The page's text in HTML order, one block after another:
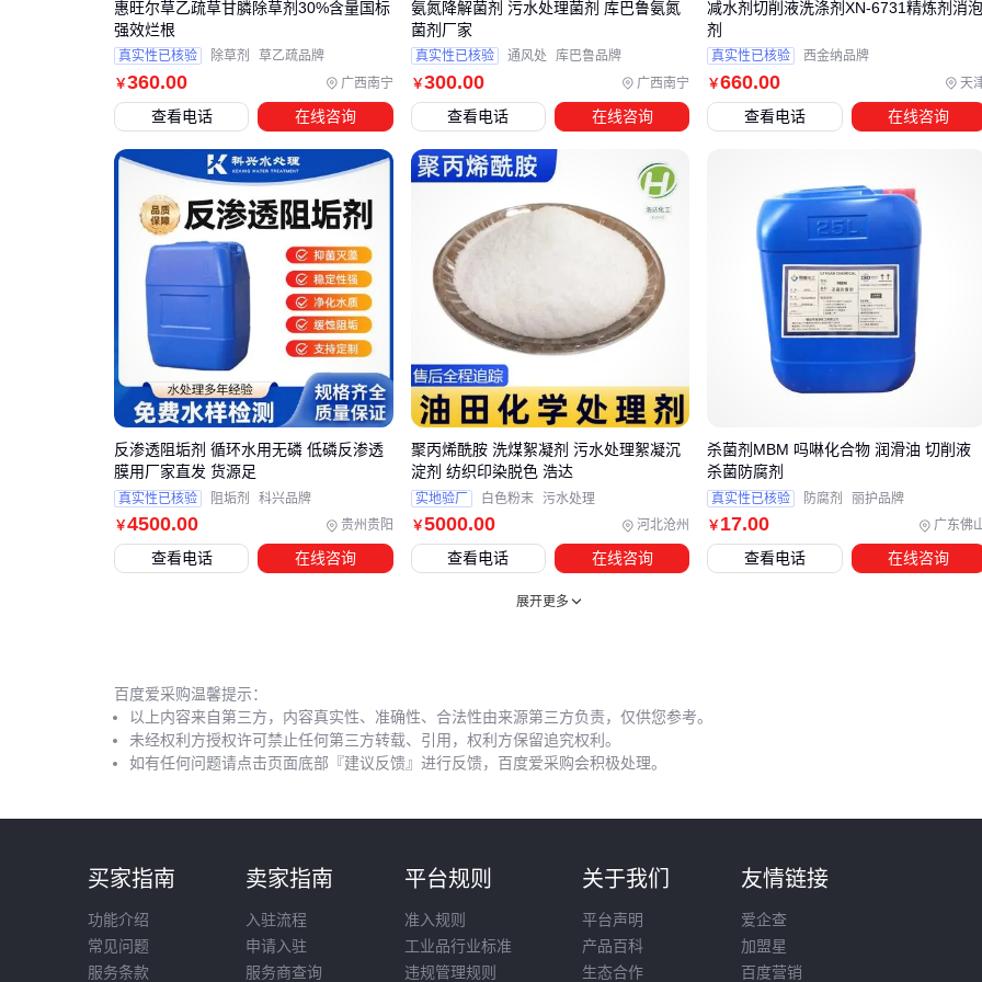
防护装备：耐酸碱防化靴 和防护面罩
能有效避免药液接
辅助工具：透明刻度量杯确保配比精准，
喷杆延长管
扩展
作业范围
特别提醒： 除草剂增效助剂
虽然能提升药效，但需要根据具
体药剂类型选择匹配的品种。盲目添加可能改变药剂特性，反
五、这些操作细节，直接影响除草剂最终效果
即使选择了合适的除草剂和配套设备，操作不当仍可能导致效
果不佳。施药时机尤为关键——多数芽后除草剂需要在杂草生
长旺盛期使用，而雨天前后都会影响药液吸收。
容易被忽视的关键控制点包括：
风速控制：超过3级风时应停止作业，或使用防风罩减少飘移
行走速度：保持匀速确保单位面积受药量均匀
清洗流程：作业后立即清洗喷雾器，避免残留腐蚀部件
除草剂的选择和使用是系统工程，需要根据具体场景动态调
整。从药剂特性判断到配套装备选择，再到现场操作控制，每
￥360.00 广西南宁
惠旺尔草乙疏草甘膦除草剂30%含量国标
强效烂根
真实性已核验 除草剂 草乙疏品牌
查看电话 在线咨询
￥300.00 广西南宁
氨氮降解菌剂 污水处理菌剂 库巴鲁氨氮
菌剂厂家
真实性已核验 通风处 库巴鲁品牌
查看电话 在线咨询
￥660.00 天
减水剂切削液洗涤剂XN-6731精炼剂消
剂
真实性已核验 西金纳品牌
查看电话 在线咨询
￥4500.00 贵州贵阳
反渗透阻垢剂 循环水用无磷 低磷反渗透
膜用厂家直发 货源足
真实性已核验 阻垢剂 科兴品牌
查看电话 在线咨询
￥5000.00 河北沧州
聚丙烯酰胺 洗煤絮凝剂 污水处理絮凝沉
淀剂 纺织印染脱色 浩达
实地验厂 白色粉末 污水处理
查看电话 在线咨询
￥ 17.00 广东佛
杀菌剂MBM 吗啉化合物 润滑油 切削液
杀菌防腐剂
真实性已核验 防腐剂 丽护品牌
查看电话 在线咨询
展开更多
百度爱采购温馨提示：
以上内容来自第三方，内容真实性、准确性、合法性由来源第三方负责，仅供您参考。
未经权利方授权许可禁止任何第三方转载、引用，权利方保留追究权利。
如有任何问题请点击页面底部『建议反馈』进行反馈，百度爱采购会积极处理。
买家指南
功能介绍
常见问题
服务条款
卖家指南
入驻流程
申请入驻
服务商查询
平台规则
准入规则
工业品行业标准
违规管理规则
关于我们
平台声明
产品百科
生态合作
友情链接
爱企查
加盟星
百度营销